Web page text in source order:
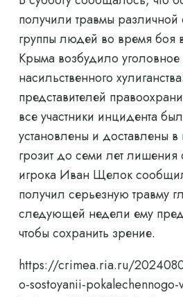
получили травмы различной
группы людей во время
Крыма возбудило
насильственного
представителей
все участники инцидента
установлены и доставлены
грозит до семи лет
игрока Иван Щелок
получил серьезную травму
следующей недели ему
чтобы сохранить зрение.
https://crimea.ria.ru/
o-sostoyanii-